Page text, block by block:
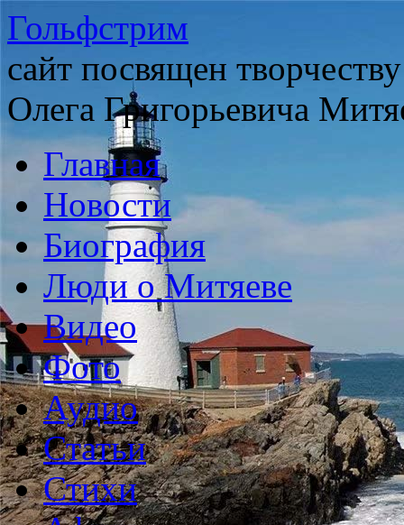
Гольфстрим
сайт посвящен
Олега Григорьевича
Главная
Новости
Биография
Люди о Митяеве
Видео
Фото
Аудио
Статьи
Стихи